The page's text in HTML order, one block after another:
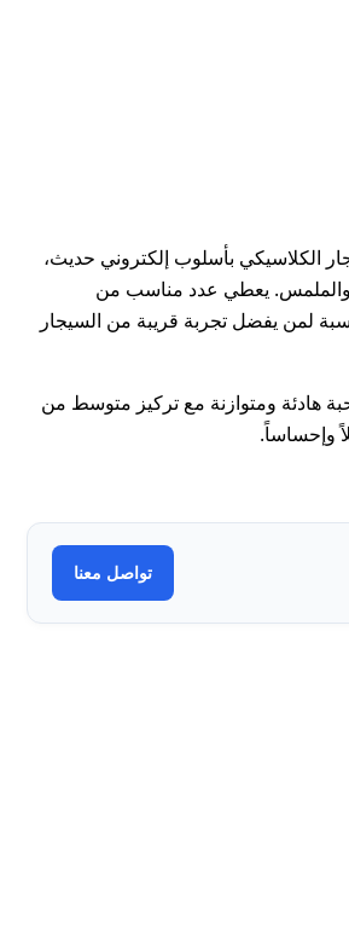
الكلاسيكي بأسلوب إلكتروني حديث،
والملمس. يعطي عدد مناسب من
لمن يفضل تجربة قريبة من السيجار
هادئة ومتوازنة مع تركيز متوسط من
وإحساساً.
تواصل معنا